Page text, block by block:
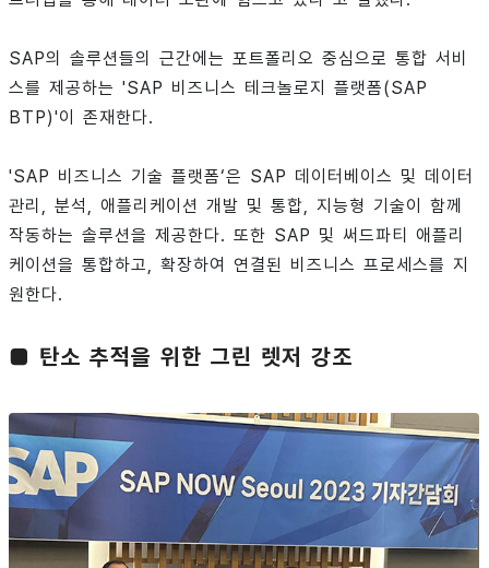
SAP의 솔루션들의 근간에는 포트폴리오 중심으로 통합 서비
스를 제공하는 'SAP 비즈니스 테크놀로지 플랫폼(SAP
BTP)'이 존재한다.
'SAP 비즈니스 기술 플랫폼‘은 SAP 데이터베이스 및 데이터
관리, 분석, 애플리케이션 개발 및 통합, 지능형 기술이 함께
작동하는 솔루션을 제공한다. 또한 SAP 및 써드파티 애플리
케이션을 통합하고, 확장하여 연결된 비즈니스 프로세스를 지
원한다.
■ 탄소 추적을 위한 그린 렛저 강조